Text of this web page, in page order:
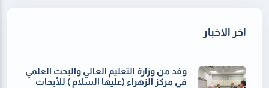
اخر الاخبار
وفد من وزارة التعليم العالي والبحث العلمي
في مركز الزهراء (عليها السلام ) للأبحاث